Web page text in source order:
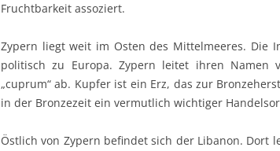
Fruchtbarkeit assoziert.
Zypern liegt weit im Osten des Mittelmeeres. Die
politisch zu Europa. Zypern leitet ihren Namen
„cuprum“ ab. Kupfer ist ein Erz, das zur
in der Bronzezeit ein vermutlich wichtiger
Östlich von Zypern befindet sich der Libanon. Dort